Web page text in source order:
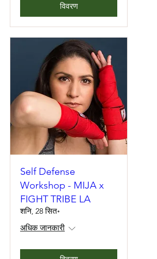
विवरण
Self Defense
Workshop - MIJA x
FIGHT TRIBE LA
शनि, 28 सित॰
अधिक जानकारी